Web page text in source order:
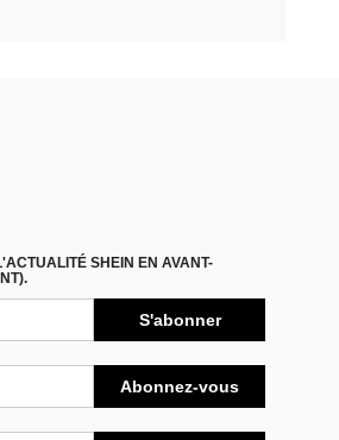
SHEIN EN AVANT-
S'abonner
Abonnez-vous